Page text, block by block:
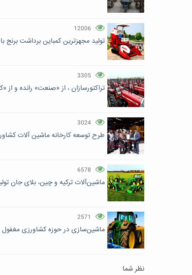
12006
تولید مجهزترین کمباین برداشت برنج
3305
تراکتورسازان ، از «صنعت» رانده و از
3024
طرح توسعه کارخانه ماشین آلات
6578
ماشین‌آلات ترکیه و چین، بلای جان
2571
ماشین‌سازی در حوزه کشاورزی
نظر شما